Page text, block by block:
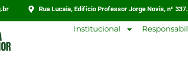
Rua Lucaia, Edifício Professor Jorge Novis, nº
Institucional